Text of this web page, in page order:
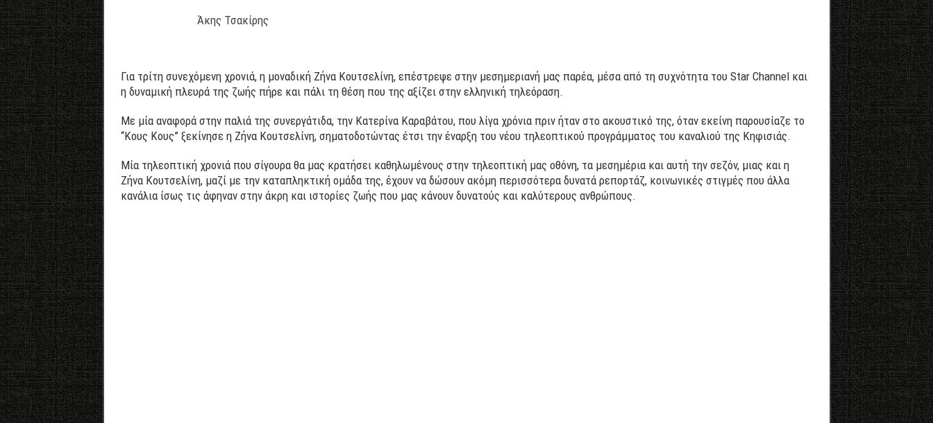
Άκης Τσακίρης
Για τρίτη συνεχόμενη χρονιά, η μοναδική Ζήνα Κουτσελίνη, επέστρεψε στην μεσημεριανή μας παρέα, μέσα από τη συχνότητα του Star Channel και
η δυναμική πλευρά της ζωής πήρε και πάλι τη θέση που της αξίζει στην ελληνική τηλεόραση.
Με μία αναφορά στην παλιά της συνεργάτιδα, την Κατερίνα Καραβάτου, που λίγα χρόνια πριν ήταν στο ακουστικό της, όταν εκείνη παρουσίαζε το
“Κους Κους” ξεκίνησε η Ζήνα Κουτσελίνη, σηματοδοτώντας έτσι την έναρξη του νέου τηλεοπτικού προγράμματος του καναλιού της Κηφισιάς.
Μία τηλεοπτική χρονιά που σίγουρα θα μας κρατήσει καθηλωμένους στην τηλεοπτική μας οθόνη, τα μεσημέρια και αυτή την σεζόν, μιας και η
Ζήνα Κουτσελίνη, μαζί με την καταπληκτική ομάδα της, έχουν να δώσουν ακόμη περισσότερα δυνατά ρεπορτάζ, κοινωνικές στιγμές που άλλα
κανάλια ίσως τις άφηναν στην άκρη και ιστορίες ζωής που μας κάνουν δυνατούς και καλύτερους ανθρώπους.